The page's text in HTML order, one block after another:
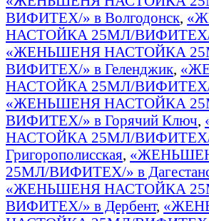
ВИФИТЕХ/» в Волгодонск,
НАСТОЙКА 25МЛ/ВИФИТЕХ/
«ЖЕНЬШЕНЯ НАСТОЙКА
ВИФИТЕХ/» в Геленджик,
НАСТОЙКА 25МЛ/ВИФИТЕХ/»
«ЖЕНЬШЕНЯ НАСТОЙКА
ВИФИТЕХ/» в Горячий Ключ,
НАСТОЙКА 25МЛ/
Григорополисская,
25МЛ/ВИФИТЕХ/» в
«ЖЕНЬШЕНЯ НАСТОЙКА
ВИФИТЕХ/» в Дербент,